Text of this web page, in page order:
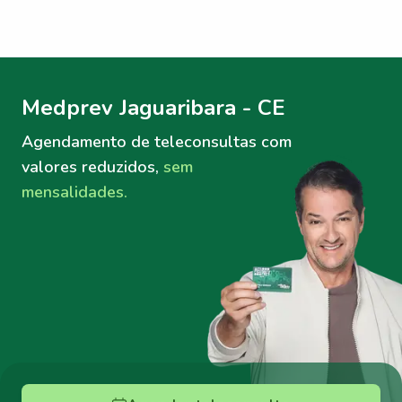
Medprev Jaguaribara - CE
Agendamento de teleconsultas com
valores reduzidos, sem
mensalidades.